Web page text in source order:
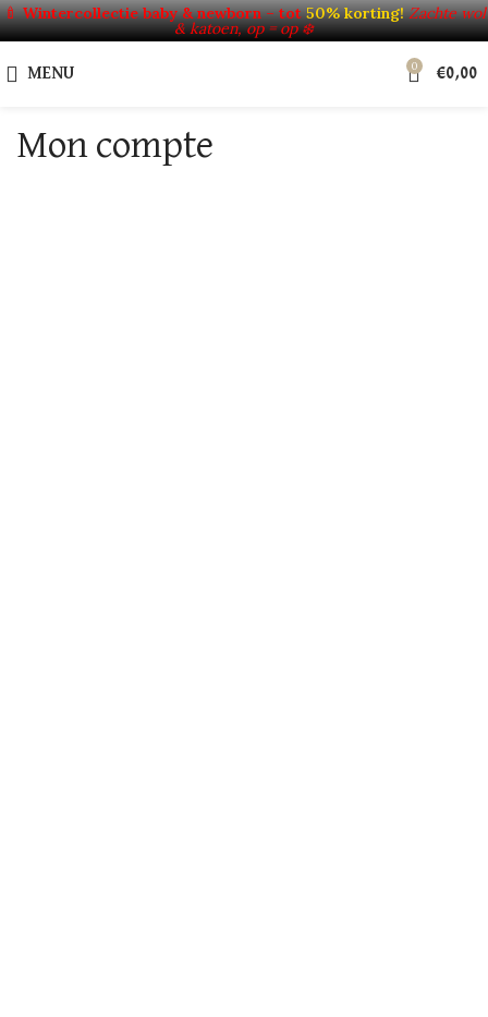
🍼Wintercollectie baby & newborn – tot50% korting! Zachte wol
& katoen, op = op ❄️
MENU 0 €0,00
Mon compte